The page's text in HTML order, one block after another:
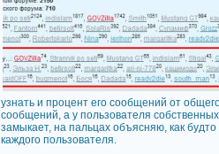
узнать и процент его сообщений от
сообщений, а у пользователя
замыкает, на пальцах объясняю, как
каждого пользователя.